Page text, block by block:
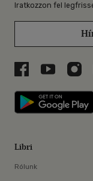
Iratkozzon fel
Libri aLibri a
Libri
Rólunk